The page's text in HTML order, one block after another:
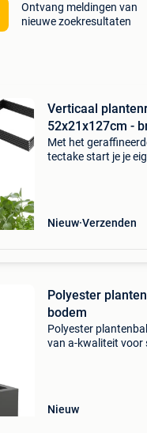
Ontvang meldingen van
nieuwe zoekresultaten
Verticaal
52x21x127cm -
Met het
tectake start je je
Nieuw Verzenden
Polyester
bodem
Polyester
van a-kwaliteit voor
Nieuw